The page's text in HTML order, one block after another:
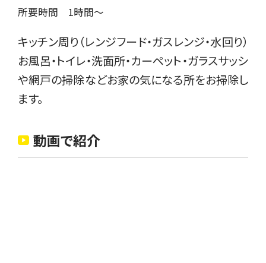
所要時間 1時間〜
キッチン周り（レンジフード・ガスレンジ・水回り）
お風呂・トイレ・洗面所・カーペット・ガラスサッシ
や網戸の掃除などお家の気になる所をお掃除し
ます。
動画で紹介